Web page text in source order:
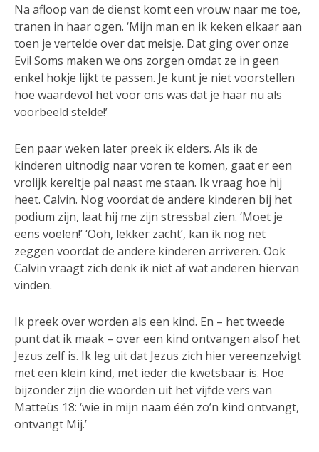
Na afloop van de dienst komt een vrouw naar me toe,
tranen in haar ogen. ‘Mijn man en ik keken elkaar aan
toen je vertelde over dat meisje. Dat ging over onze
Evi! Soms maken we ons zorgen omdat ze in geen
enkel hokje lijkt te passen. Je kunt je niet voorstellen
hoe waardevol het voor ons was dat je haar nu als
voorbeeld stelde!’
Een paar weken later preek ik elders. Als ik de
kinderen uitnodig naar voren te komen, gaat er een
vrolijk kereltje pal naast me staan. Ik vraag hoe hij
heet. Calvin. Nog voordat de andere kinderen bij het
podium zijn, laat hij me zijn stressbal zien. ‘Moet je
eens voelen!’ ‘Ooh, lekker zacht’, kan ik nog net
zeggen voordat de andere kinderen arriveren. Ook
Calvin vraagt zich denk ik niet af wat anderen hiervan
vinden.
Ik preek over worden als een kind. En – het tweede
punt dat ik maak – over een kind ontvangen alsof het
Jezus zelf is. Ik leg uit dat Jezus zich hier vereenzelvigt
met een klein kind, met ieder die kwetsbaar is. Hoe
bijzonder zijn die woorden uit het vijfde vers van
Matteüs 18: ‘wie in mijn naam één zo’n kind ontvangt,
ontvangt Mij.’